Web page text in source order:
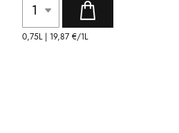
0,75L | 19,87 €/1L